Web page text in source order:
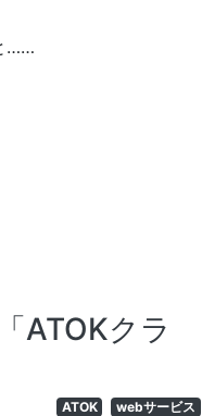
……
ATOKクラ
ATOK webサービス